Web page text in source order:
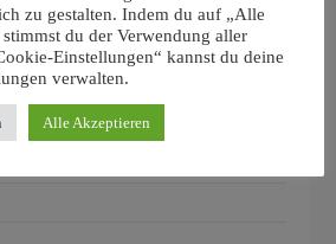
der auf die konservierte 5′-UTR von
Mängel des ersten von der WHO
zu gestalten. Indem du auf „Alle
du der Verwendung aller
Einstellungen“ kannst du deine
verwalten.
Alle Akzeptieren